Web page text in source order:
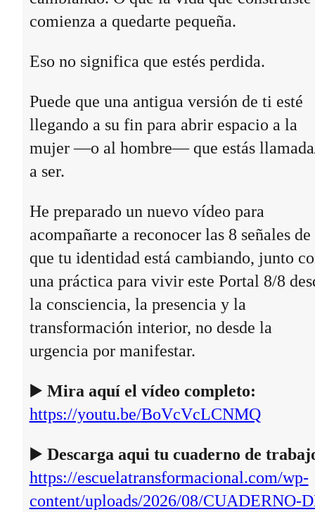
comienza a quedarte pequeña.
Eso no significa que estés perdida.
Puede que una antigua versión de ti esté
llegando a su fin para abrir espacio a la
mujer —o al hombre— que estás
a ser.
He preparado un nuevo vídeo para
acompañarte a reconocer las 8 señales de
que tu identidad está cambiando, junto
una práctica para vivir este Portal 8/8
la consciencia, la presencia y la
transformación interior, no desde la
urgencia por manifestar.
▶️ Mira aquí el vídeo completo:
https://youtu.be/BoVcVcLCNMQ
▶️ Descarga aqui tu cuaderno de
https://escuelatransformacional.com/wp-
content/uploads/2026/08/CUADERNO-